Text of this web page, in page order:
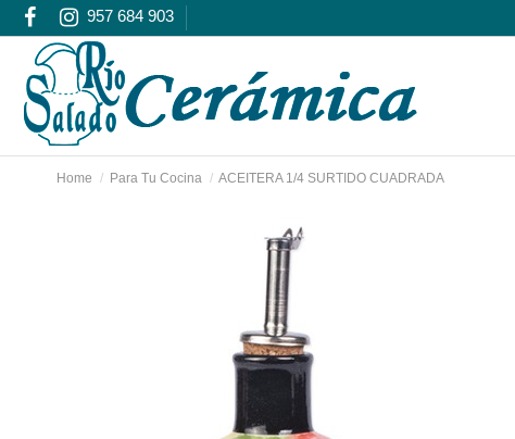
957 684 903
Home Para Tu Cocina ACEITERA 1/4 SURTIDO CUADRADA